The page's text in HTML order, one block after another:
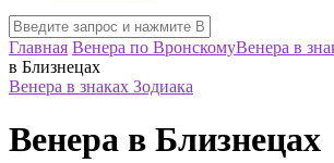
Главная Венера по ВронскомуВенера в
в Близнецах
Венера в знаках Зодиака
Венера в Близнецах